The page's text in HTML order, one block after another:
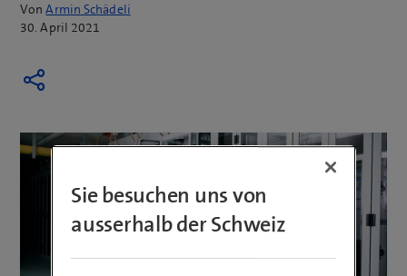
VonArmin Schädeli
30. April 2021
Sie besuchen uns von
ausserhalb der Schweiz